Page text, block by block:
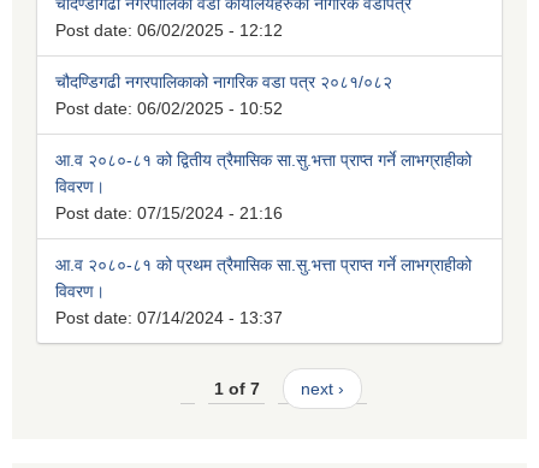
Post date: 06/02/2025 - 12:12
चौदण्डिगढी नगरपालिकाको नागरिक वडा पत्र २०८१/०८२
Post date: 06/02/2025 - 10:52
आ.व २०८०-८१ को द्वितीय त्रैमासिक सा.सु.भत्ता प्राप्त गर्ने लाभग्राहीको
विवरण।
Post date: 07/15/2024 - 21:16
आ.व २०८०-८१ को प्रथम त्रैमासिक सा.सु.भत्ता प्राप्त गर्ने लाभग्राहीको
विवरण।
Post date: 07/14/2024 - 13:37
1 of 7 next ›